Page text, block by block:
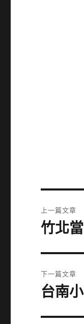
章
上一篇文章
上
篇
文
章:
竹北
下一篇文章
下
篇
台南